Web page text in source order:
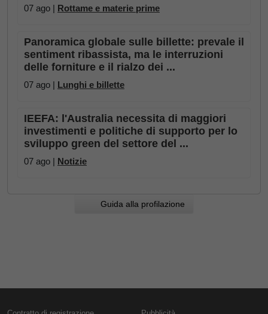
07 ago | Rottame e materie prime
Panoramica globale sulle billette: prevale il
sentiment ribassista, ma le interruzioni
delle forniture e il rialzo dei ...
07 ago | Lunghi e billette
IEEFA: l'Australia necessita di maggiori
investimenti e politiche di supporto per lo
sviluppo green del settore del ...
07 ago | Notizie
Guida alla profilazione